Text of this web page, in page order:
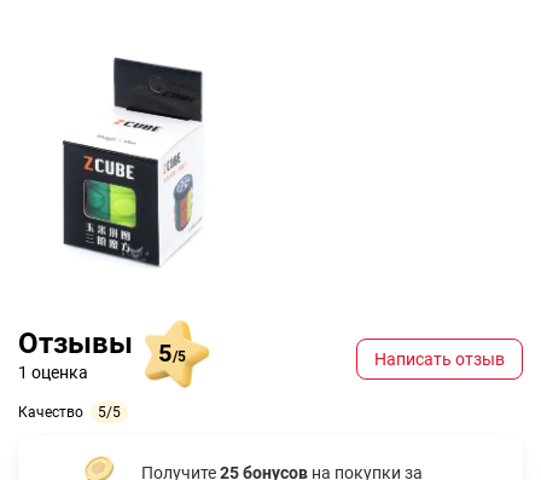
Отзывы
1 оценка
5/5
Качество 5/5
Написать отзыв
Получите25 бонусов на покупки за